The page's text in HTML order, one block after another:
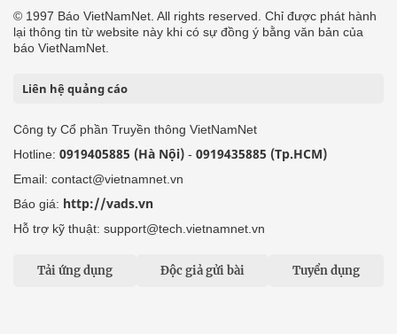
© 1997 Báo VietNamNet. All rights reserved. Chỉ được phát hành
lại thông tin từ website này khi có sự đồng ý bằng văn bản của
báo VietNamNet.
Liên hệ quảng cáo
Công ty Cổ phần Truyền thông VietNamNet
Hotline: 0919405885 (Hà Nội) - 0919435885 (Tp.HCM)
Email: contact@vietnamnet.vn
Báo giá: http://vads.vn
Hỗ trợ kỹ thuật: support@tech.vietnamnet.vn
Tải ứng dụng Độc giả gửi bài Tuyển dụng